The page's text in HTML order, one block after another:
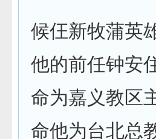
候仼新牧蒲英
他的前任钟安
命为嘉义教区
命他为台北总